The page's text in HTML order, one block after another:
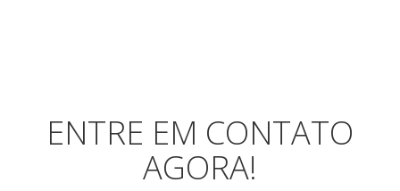
ENTRE EM CONTATO
AGORA!